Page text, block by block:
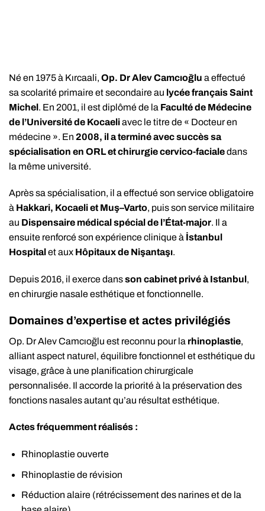
Né en 1975 à Kırcaali, Op. Dr Alev Camcıoğlu a effectué
sa scolarité primaire et secondaire au lycée français Saint
Michel. En 2001, il est diplômé de la Faculté de Médecine
de l’Université de Kocaeliavec le titre de « Docteur en
médecine ». En 2008, il a terminé avec succès sa
spécialisation en ORL et chirurgie cervico-facialedans
la même université.
Après sa spécialisation, il a effectué son service obligatoire
à Hakkari, Kocaeli et Muş–Varto, puis son service militaire
au Dispensaire médical spécial de l’État-major. Il a
ensuite renforcé son expérience clinique à İstanbul
Hospital et aux Hôpitaux de Nişantaşı.
Depuis 2016, il exerce dansson cabinet privé à Istanbul,
en chirurgie nasale esthétique et fonctionnelle.
Domaines d’expertise et actes privilégiés
Op. Dr Alev Camcıoğlu est reconnu pour la rhinoplastie,
alliant aspect naturel, équilibre fonctionnel et esthétique du
visage, grâce à une planification chirurgicale
personnalisée. Il accorde la priorité à la préservation des
fonctions nasales autant qu’au résultat esthétique.
Actes fréquemment réalisés :
Rhinoplastie ouverte
Rhinoplastie de révision
Réduction alaire (rétrécissement des narines et de la